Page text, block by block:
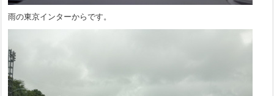
雨の東京インターからです。